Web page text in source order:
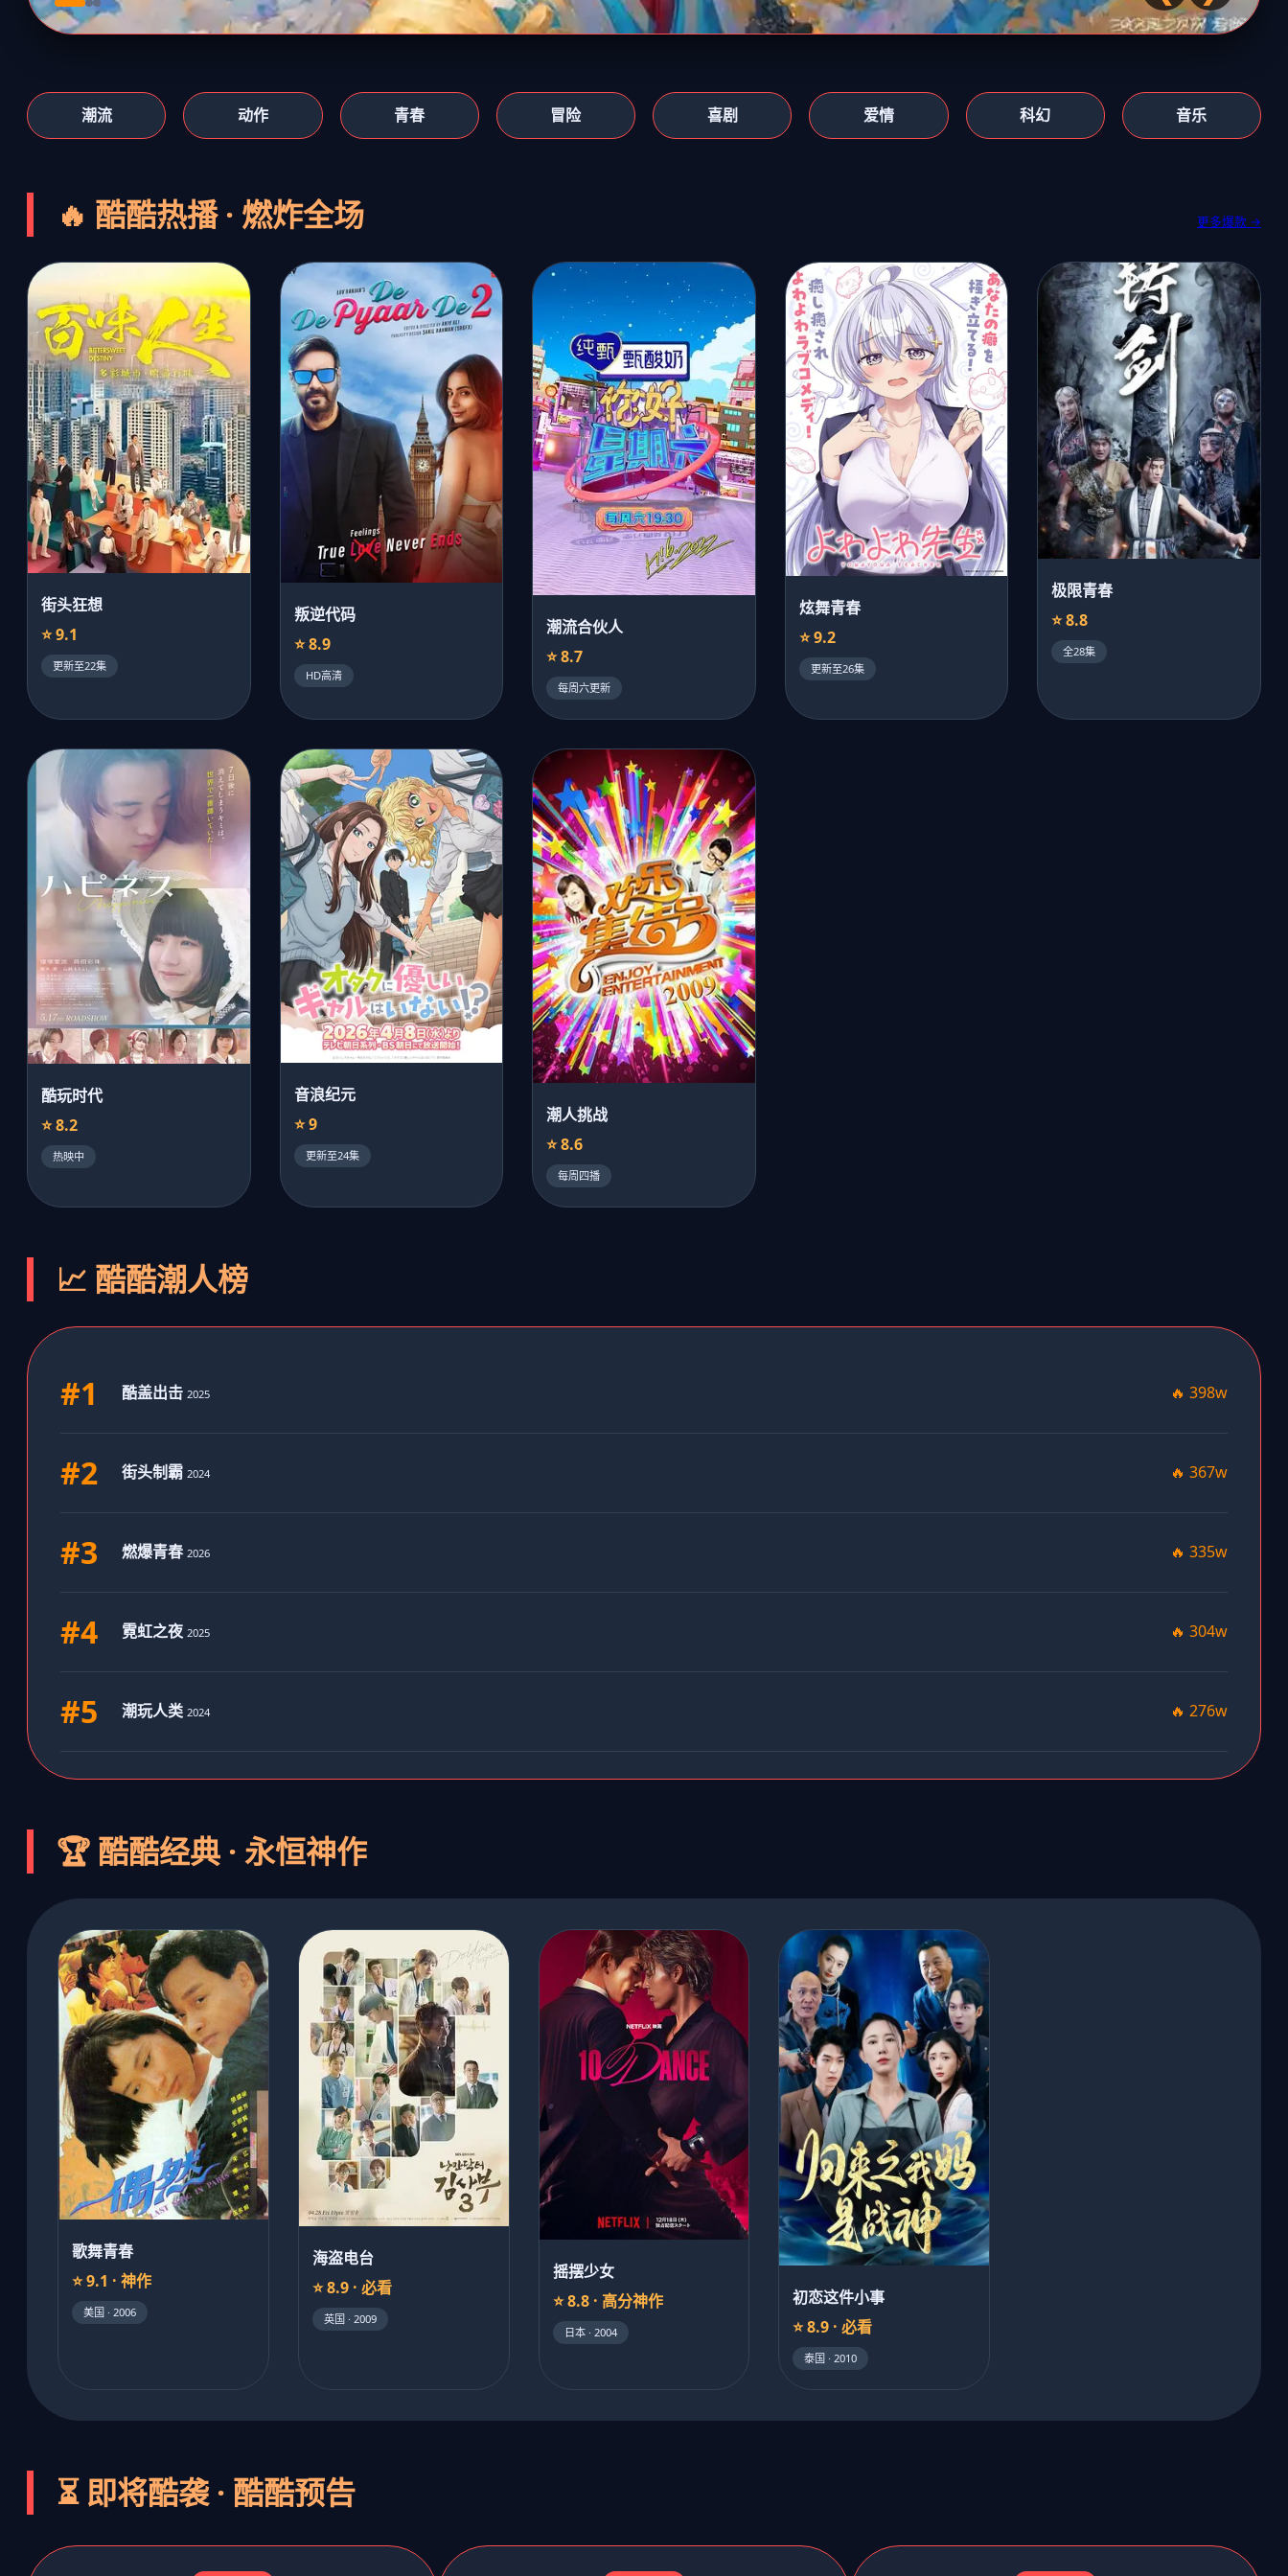
潮流 动作 青春 冒险 喜剧 爱情 科幻 音乐
🔥 酷酷热播 · 燃炸全场 更多爆款 →
街头狂想
⭐ 9.1
更新至22集
叛逆代码
⭐ 8.9
HD高清
潮流合伙人
⭐ 8.7
每周六更新
炫舞青春
⭐ 9.2
更新至26集
极限青春
⭐ 8.8
全28集
酷玩时代
⭐ 8.2
热映中
音浪纪元
⭐ 9
更新至24集
潮人挑战
⭐ 8.6
每周四播
📈 酷酷潮人榜
#1 酷盖出击 2025 🔥 398w
#2 街头制霸 2024 🔥 367w
#3 燃爆青春 2026 🔥 335w
#4 霓虹之夜 2025 🔥 304w
#5 潮玩人类 2024 🔥 276w
🏆 酷酷经典 · 永恒神作
歌舞青春
⭐ 9.1 · 神作
美国 · 2006
海盗电台
⭐ 8.9 · 必看
英国 · 2009
摇摆少女
⭐ 8.8 · 高分神作
日本 · 2004
初恋这件小事
⭐ 8.9 · 必看
泰国 · 2010
⏳ 即将酷袭 · 酷酷预告